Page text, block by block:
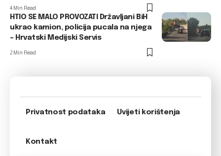
4 Min Read
HTIO SE MALO PROVOZATI Državljani BiH
ukrao kamion, policija pucala na njega
– Hrvatski Medijski Servis
2 Min Read
Privatnost podataka Uvijeti korištenja
Kontakt